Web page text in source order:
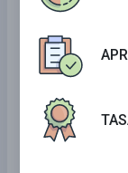
New Mexico
District Of
Tennessee
Arizona